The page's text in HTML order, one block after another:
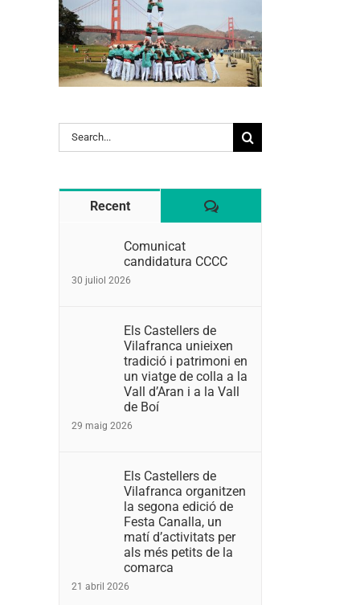
Search
for:
Recent Comentaris
Comunicat
candidatura CCCC
30 juliol 2026
Els Castellers de
Vilafranca unieixen
tradició i patrimoni en
un viatge de colla a la
Vall d’Aran i a la Vall
de Boí
29 maig 2026
Els Castellers de
Vilafranca organitzen
la segona edició de
Festa Canalla, un
matí d’activitats per
als més petits de la
comarca
21 abril 2026